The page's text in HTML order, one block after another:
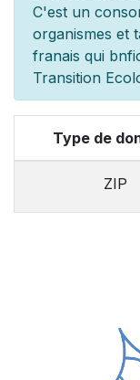
C'est un
organismes et
franais qui bn
Transition
Type de
ZIP